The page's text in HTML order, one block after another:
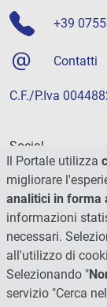
+39
Contatti
C.F./P.Iva
Social
Il Portale utilizza
migliorare
analitici in forma
informazioni
necessari.
all'utilizzo di
Selezionando "
servizio "Cerca